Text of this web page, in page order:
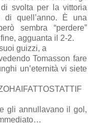
svolta per la vittoria
di quell’anno. È una
sembra “perdere”
agguanta il 2-2.
guizzi, a
Tomasson fare
un’eternità vi siete
gli annullavano il gol,